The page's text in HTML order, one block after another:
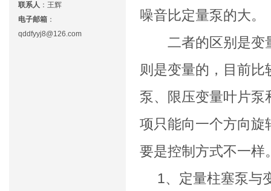
联系人 ： 王辉
电子邮箱 ：
qddfyyj8@126.com
噪音比定量泵的大。
二者的区别是变量
则是变量的，目前
泵、限压变量叶片泵
项只能向一个方向旋
要是控制方式不一样
1、定量柱塞泵与